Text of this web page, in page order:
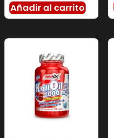
Añadir al carrito